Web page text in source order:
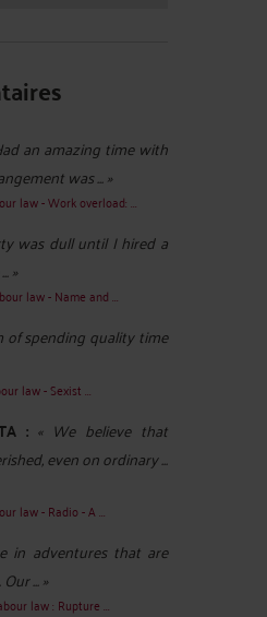
an amazing time with
was ... »
law - Work overload: ...
was dull until I hired a
»
law - Name and ...
of spending quality time
law - Sexist ...
: « We believe that
even on ordinary ...
law - Radio - A ...
in adventures that are
... »
law : Rupture ...